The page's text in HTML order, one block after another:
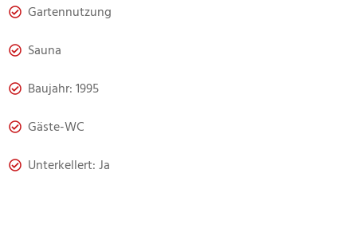
Gartennutzung
Sauna
Baujahr: 1995
Gäste-WC
Unterkellert: Ja